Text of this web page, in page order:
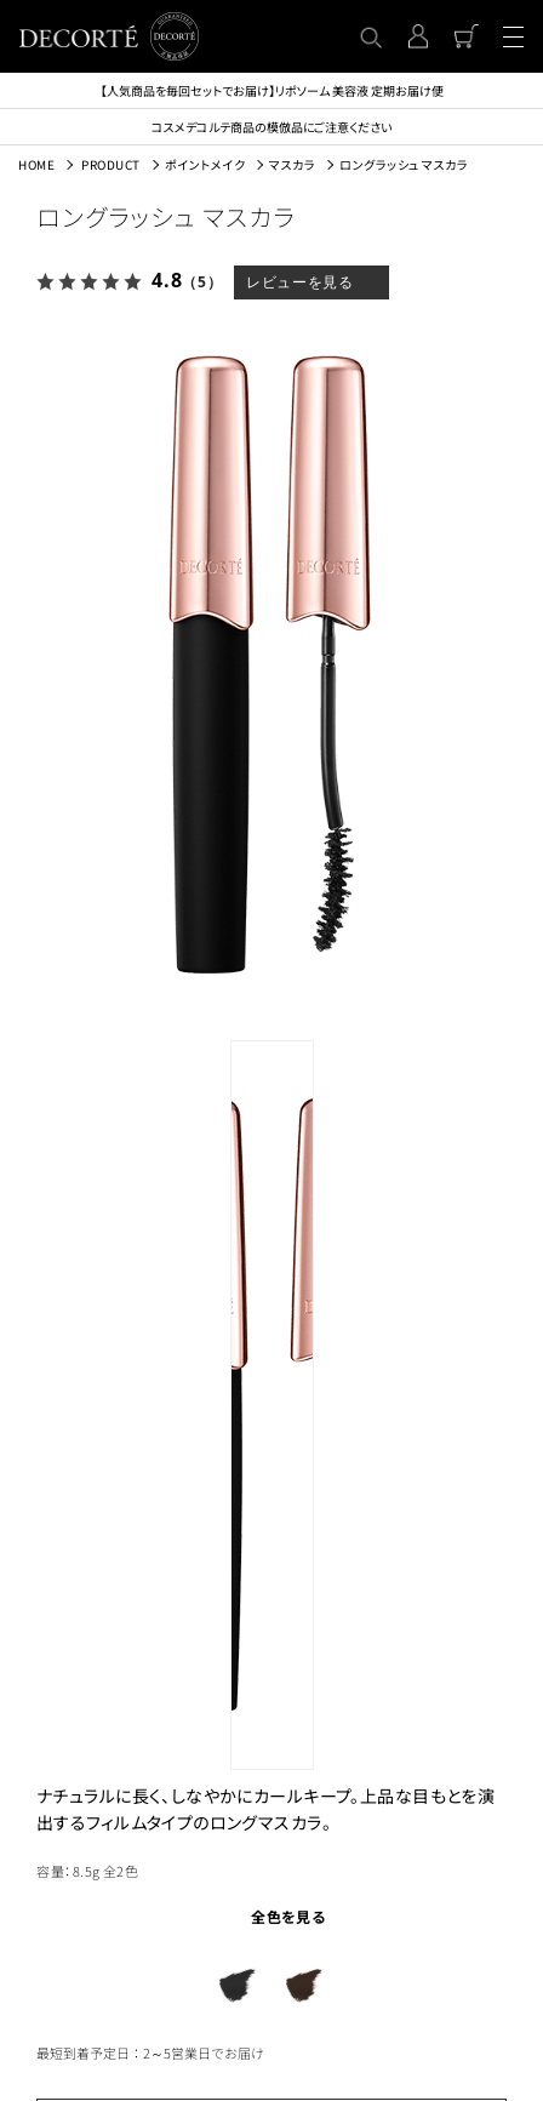
【人気商品を毎回セットでお届け】リポソーム 美容液 定期お届け便
コスメデコルテ商品の模倣品にご注意ください
HOME PRODUCT ポイントメイク マスカラ ロングラッシュ マスカラ
ロングラッシュ マスカラ
4.8 （5） レビューを見る
ナチュラルに長く、しなやかにカールキープ。上品な目もとを演
出するフィルムタイプのロングマスカラ。
容量：8.5g全2色
全色を見る
最短到着予定日：2～5営業日でお届け